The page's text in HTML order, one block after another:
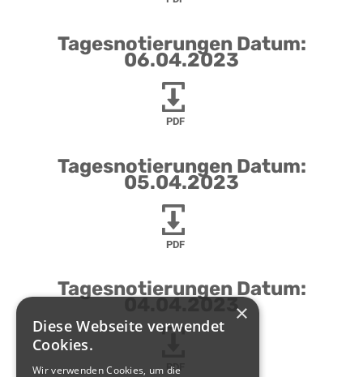
Tagesnotierungen Datum:
06.04.2023
PDF
Tagesnotierungen Datum:
05.04.2023
PDF
Tagesnotierungen Datum:
04.04.2023
PDF
×
Diese Webseite verwendet
Cookies.
Wir verwenden Cookies, um die